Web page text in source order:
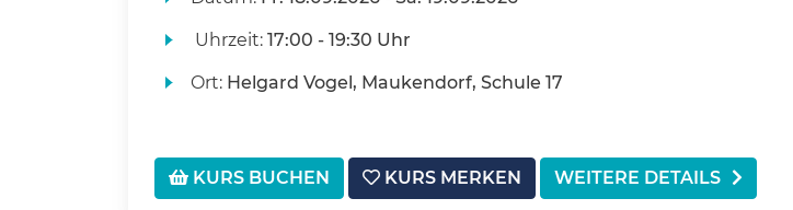
Uhrzeit: 17:00 - 19:30 Uhr
Ort: Helgard Vogel, Maukendorf, Schule 17
KURS BUCHEN KURS MERKEN WEITERE DETAILS